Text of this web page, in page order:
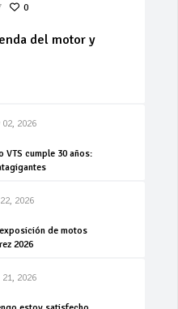
0
del motor y
02, 2026
VTS cumple 30 años:
2026
de motos
2026
2026